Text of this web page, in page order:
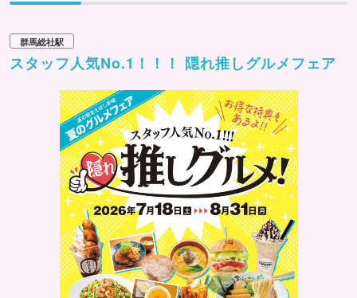
群馬総社駅
スタッフ人気No.1！！！ 隠れ推しグルメフェア